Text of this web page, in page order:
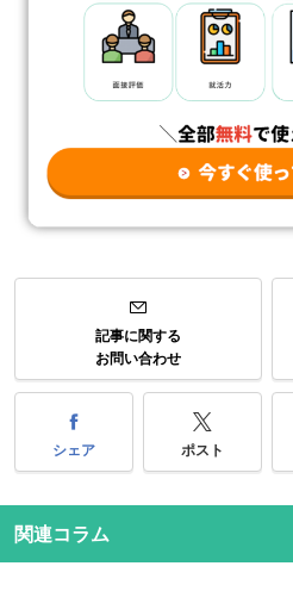
記事に関する
お問い合わせ
シェア ポスト
関連コラム